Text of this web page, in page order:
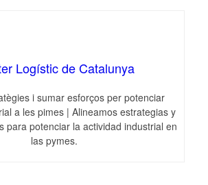
Logístic de Catalunya
i sumar esforços per potenciar
a les pimes | Alineamos estrategias y
para potenciar la actividad industrial en
las pymes.